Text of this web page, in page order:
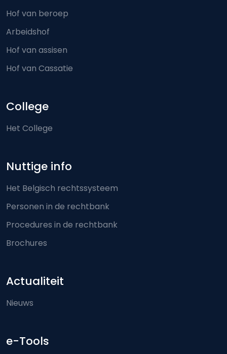
Hof van beroep
Arbeidshof
Hof van assisen
Hof van Cassatie
College
Het College
Nuttige info
Het Belgisch rechtssysteem
Personen in de rechtbank
Procedures in de rechtbank
Brochures
Actualiteit
Nieuws
e-Tools